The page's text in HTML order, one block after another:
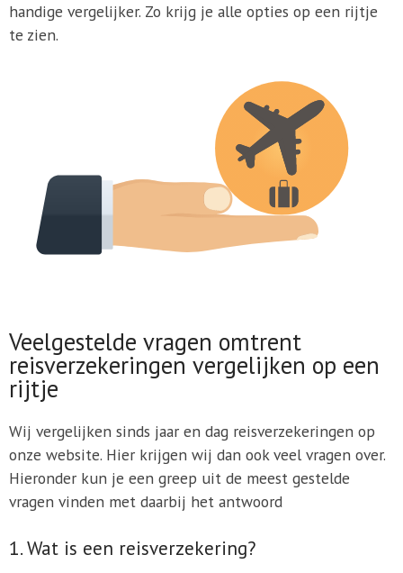
handige vergelijker. Zo krijg je alle opties op een rijtje
te zien.
Veelgestelde vragen omtrent
reisverzekeringen vergelijken op een
rijtje
Wij vergelijken sinds jaar en dag reisverzekeringen op
onze website. Hier krijgen wij dan ook veel vragen over.
Hieronder kun je een greep uit de meest gestelde
vragen vinden met daarbij het antwoord
1. Wat is een reisverzekering?